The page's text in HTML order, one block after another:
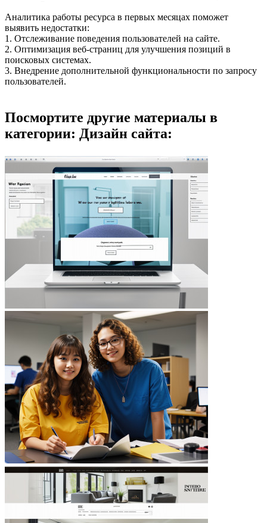
Аналитика работы ресурса в первых месяцах поможет
выявить недостатки:
1. Отслеживание поведения пользователей на сайте.
2. Оптимизация веб-страниц для улучшения позиций в
поисковых системах.
3. Внедрение дополнительной функциональности по запросу
пользователей.
Посмортите другие материалы в
категории: Дизайн сайта: